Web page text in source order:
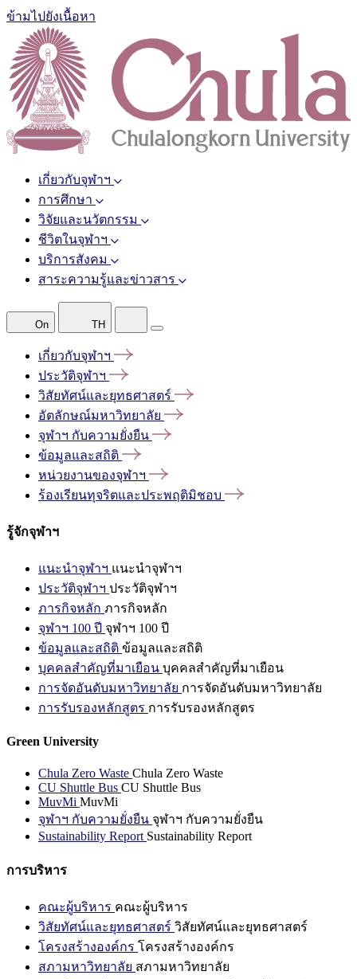
ข้ามไปยังเนื้อหา
เกี่ยวกับจุฬาฯ
การศึกษา
วิจัยและนวัตกรรม
ชีวิตในจุฬาฯ
บริการสังคม
สาระความรู้และข่าวสาร
On TH
เกี่ยวกับจุฬาฯ
ประวัติจุฬาฯ
วิสัยทัศน์และยุทธศาสตร์
อัตลักษณ์มหาวิทยาลัย
จุฬาฯ กับความยั่งยืน
ข้อมูลและสถิติ
หน่วยงานของจุฬาฯ
ร้องเรียนทุจริตและประพฤติมิชอบ
รู้จักจุฬาฯ
แนะนำจุฬาฯ แนะนำจุฬาฯ
ประวัติจุฬาฯ ประวัติจุฬาฯ
ภารกิจหลัก ภารกิจหลัก
จุฬาฯ 100 ปี จุฬาฯ 100 ปี
ข้อมูลและสถิติ ข้อมูลและสถิติ
บุคคลสำคัญที่มาเยือน บุคคลสำคัญที่มาเยือน
การจัดอันดับมหาวิทยาลัย การจัดอันดับมหาวิทยาลัย
การรับรองหลักสูตร การรับรองหลักสูตร
Green University
Chula Zero Waste Chula Zero Waste
CU Shuttle Bus CU Shuttle Bus
MuvMi MuvMi
จุฬาฯ กับความยั่งยืน จุฬาฯ กับความยั่งยืน
Sustainability Report Sustainability Report
การบริหาร
คณะผู้บริหาร คณะผู้บริหาร
วิสัยทัศน์และยุทธศาสตร์ วิสัยทัศน์และยุทธศาสตร์
โครงสร้างองค์กร โครงสร้างองค์กร
สภามหาวิทยาลัย สภามหาวิทยาลัย